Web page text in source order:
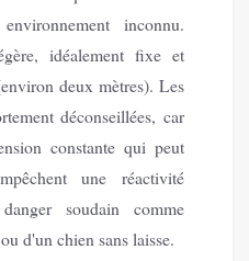
inconnu.
idéalement fixe et
deux mètres). Les
déconseillées, car
constante qui peut
une réactivité
soudain comme
d'un chien sans laisse.